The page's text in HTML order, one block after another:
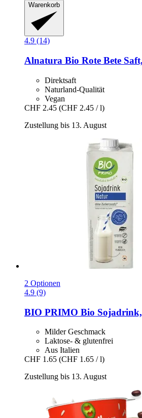
Warenkorb
4.9 (14)
Alnatura Bio Rote Bete
Direktsaft
Naturland-Qualität
Vegan
CHF 2.45 (CHF 2.45 / l)
Zustellung bis 13. August
2 Optionen
4.9 (9)
BIO PRIMO Bio
Milder Geschmack
Laktose- & glutenfrei
Aus Italien
CHF 1.65 (CHF 1.65 / l)
Zustellung bis 13. August